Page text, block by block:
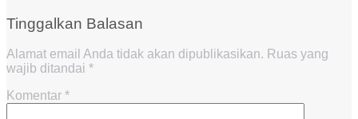
Tinggalkan Balasan
Alamat email Anda tidak akan dipublikasikan. Ruas yang
wajib ditandai *
Komentar *